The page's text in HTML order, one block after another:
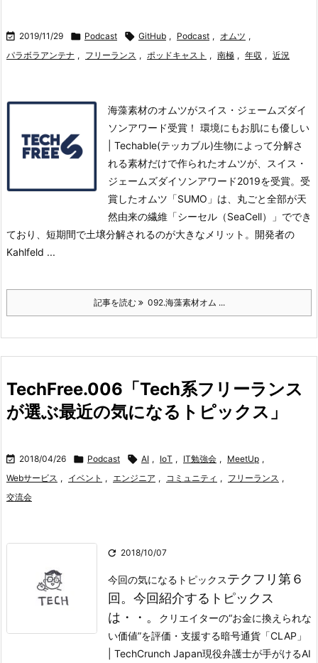
 2019/11/29  Podcast  GitHub , Podcast , オムツ ,
パラボラアンテナ , フリーランス , ポッドキャスト , 南極 , 年収 , 近況
海藻素材のオムツがスイス・ジェームズダイ
ソンアワード受賞！ 環境にもお肌にも優しい
| Techable(テッカブル)生物によって分解さ
れる素材だけで作られたオムツが、スイス・
ジェームズダイソンアワード2019を受賞。 受
賞したオムツ「SUMO」は、丸ごと全部が天
然由来の繊維「シーセル（SeaCell）」ででき
ており、短期間で土壌分解されるのが大きなメリット。 開発者の
Kahlfeld ...
記事を読む 092.海藻素材オム ...
TechFree.006「Tech系フリーランス
が選ぶ最近の気になるトピックス」
 2018/04/26  Podcast  AI , IoT , IT勉強会 , MeetUp ,
Webサービス , イベント , エンジニア , コミュニティ , フリーランス ,
交流会
 2018/10/07
今回の気になるトピックステクフリ第６
回。今回紹介するトピックス
は・・。
クリエイターの“お金に換えられな
い価値”を評価・支援する暗号通貨「CLAP」
| TechCrunch Japan現役弁護士が手がけるAI